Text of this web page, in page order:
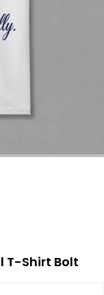
T-Shirt Bolt